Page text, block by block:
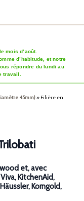
mois d’août.
d’habitude, et notre
répondre du lundi au
travail.
45mm)» Filière en
et, avec
KitchenAid,
Korngold,